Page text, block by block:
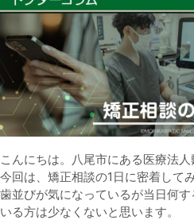
こんにちは。八尾市にある医療法
今回は、矯正相談の1日に密着してみ
歯並びが気になっているが当日何
いる方は少なくないと思います。